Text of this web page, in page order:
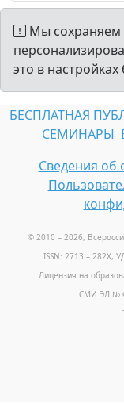
Мы сохраняем
это в настройках
БЕСПЛАТНАЯ
СЕМИНАРЫ
Сведения об
© 2010 – 2026,
ISSN: 2713 – 282X,
Лицензия на
СМИ ЭЛ №